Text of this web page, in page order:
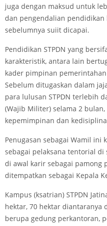
juga dengan maksud untuk
dan pengendalian
sebelumnya suiit dicapai.
Pendidikan STPDN yang
karakteristik, antara lain
kader pimpinan
Sebelum ditugaskan dalam
para lulusan STPDN terlebih
(Wajib Militer) selama 2
kepemimpinan dan
Penugasan sebagai Wamil ini
sebagai pelaksana tentorial
di awal karir sebagai pamong
ditempatkan sebagai Kepala
Kampus (ksatrian) STPDN
hektar, 70 hektar diantaranya
berupa gedung perkantoran,